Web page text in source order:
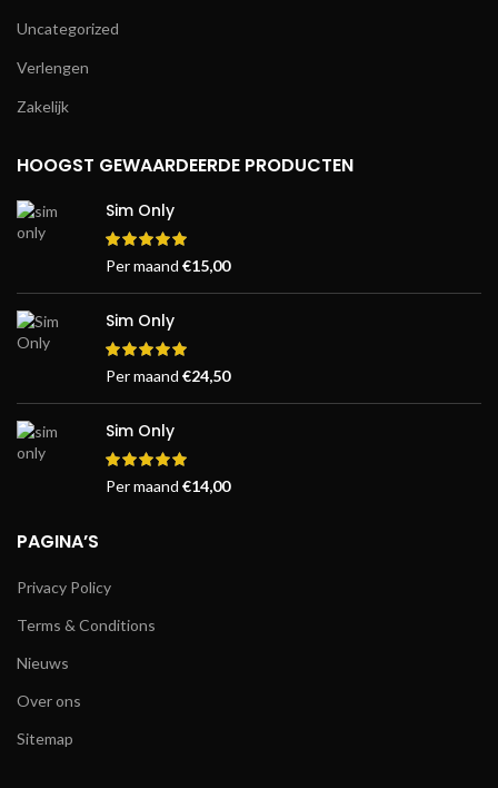
Uncategorized
Verlengen
Zakelijk
HOOGST GEWAARDEERDE PRODUCTEN
Sim Only
Per maand €15,00
Sim Only
Per maand €24,50
Sim Only
Per maand €14,00
PAGINA’S
Privacy Policy
Terms & Conditions
Nieuws
Over ons
Sitemap